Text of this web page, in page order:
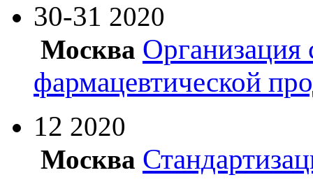
30-31 2020
Москва Организация
фармацевтической
12 2020
Москва